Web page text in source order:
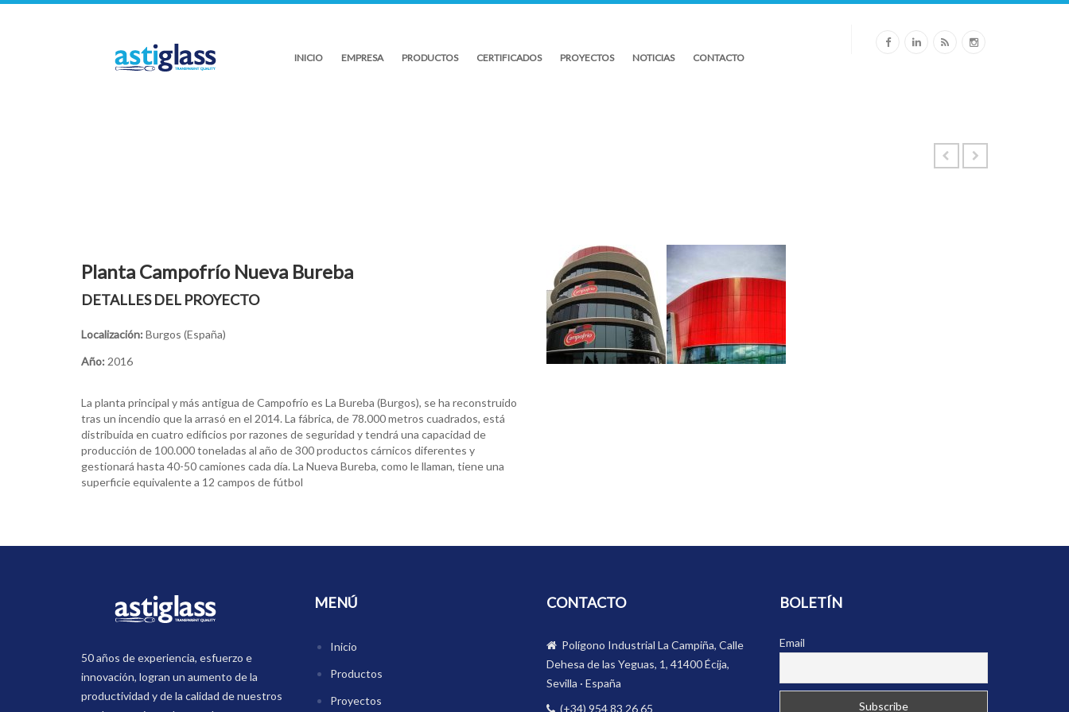
INICIO EMPRESA PRODUCTOS CERTIFICADOS PROYECTOS NOTICIAS CONTACTO
Planta Campofrí­o Nueva Bureba
DETALLES DEL PROYECTO
Localización: Burgos (España)
Año: 2016
La planta principal y más antigua de Campofrí­o es La Bureba (Burgos), se ha reconstruido
tras un incendio que la arrasó en el 2014. La fábrica, de 78.000 metros cuadrados, está
distribuida en cuatro edificios por razones de seguridad y tendrá una capacidad de
producción de 100.000 toneladas al año de 300 productos cárnicos diferentes y
gestionará hasta 40-50 camiones cada dí­a. La Nueva Bureba, como le llaman, tiene una
superficie equivalente a 12 campos de fútbol
50 años de experiencia, esfuerzo e
innovación, logran un aumento de la
productividad y de la calidad de nuestros
MENÚ
Inicio
Productos
Proyectos
CONTACTO
Polígono Industrial La Campiña, Calle
Dehesa de las Yeguas, 1, 41400 Écija,
Sevilla · España
(+34) 954 83 26 65
BOLETÍN
Email